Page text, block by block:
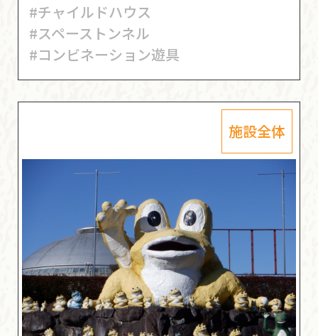
#チャイルドハウス
#スペーストンネル
#コンビネーション遊具
施設全体